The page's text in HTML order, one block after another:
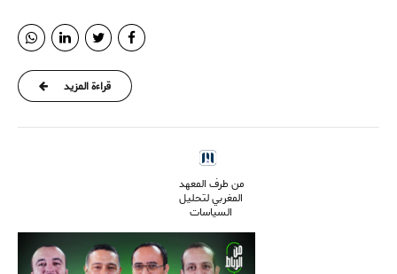
قراءة المزيد
من طرف المعهد
المغربي لتحليل
السياسات